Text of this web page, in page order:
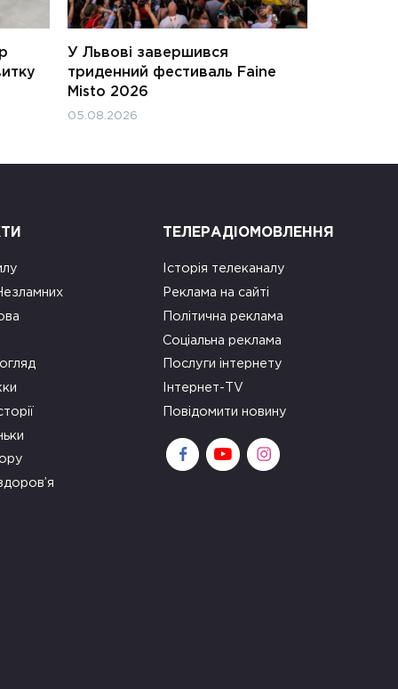
У Львові завершився
триденний фестиваль Faine
Misto 2026
05.08.2026
Незламних
ТЕЛЕРАДІОМОВЛЕННЯ
Історія телеканалу
Реклама на сайті
Політична реклама
Соціальна реклама
Послуги інтернету
Інтернет-TV
Повідомити новину